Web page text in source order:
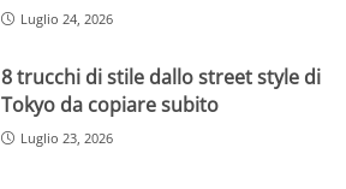
Luglio 24, 2026
8 trucchi di stile dallo street style di
Tokyo da copiare subito
Luglio 23, 2026